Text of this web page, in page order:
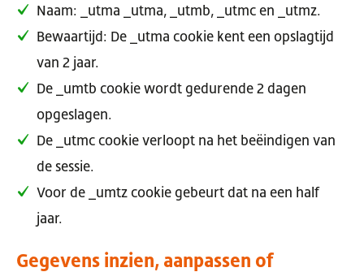
Naam: _utma _utma, _utmb, _utmc en _utmz.
Bewaartijd: De _utma cookie kent een opslagtijd
van 2 jaar.
De _umtb cookie wordt gedurende 2 dagen
opgeslagen.
De _utmc cookie verloopt na het beëindigen van
de sessie.
Voor de _umtz cookie gebeurt dat na een half
jaar.
Gegevens inzien, aanpassen of